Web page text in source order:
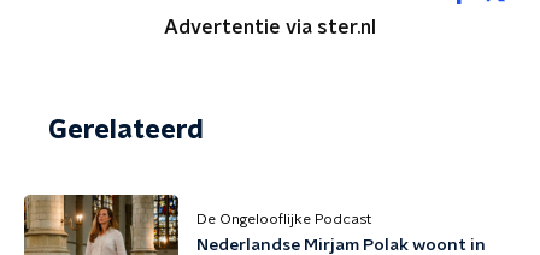
Advertentie via ster.nl
Gerelateerd
De Ongelooflijke Podcast
Nederlandse Mirjam Polak woont in